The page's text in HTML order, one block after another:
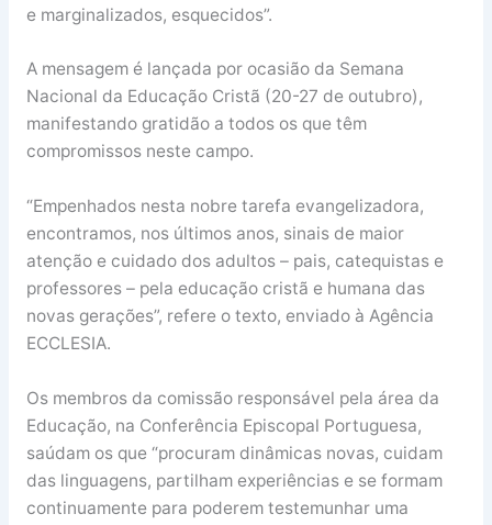
e marginalizados, esquecidos”.
A mensagem é lançada por ocasião da Semana
Nacional da Educação Cristã (20-27 de outubro),
manifestando gratidão a todos os que têm
compromissos neste campo.
“Empenhados nesta nobre tarefa evangelizadora,
encontramos, nos últimos anos, sinais de maior
atenção e cuidado dos adultos – pais, catequistas e
professores – pela educação cristã e humana das
novas gerações”, refere o texto, enviado à Agência
ECCLESIA.
Os membros da comissão responsável pela área da
Educação, na Conferência Episcopal Portuguesa,
saúdam os que “procuram dinâmicas novas, cuidam
das linguagens, partilham experiências e se formam
continuamente para poderem testemunhar uma